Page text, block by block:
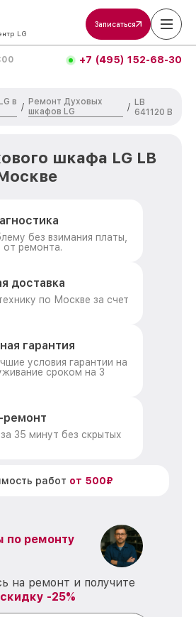
LG
Записаться
+7 (495) 152-68-30
в
/
Ремонт Духовых
шкафов LG
/ LB
641120 B
шкафа LG LB
без взимания платы,
от ремонта.
доставка
по Москве за счет
гарантия
условия гарантии на
сроком на 3
ремонт
35 минут без скрытых
работ от 500₽
по ремонту
на ремонт и получите
скидку -25%